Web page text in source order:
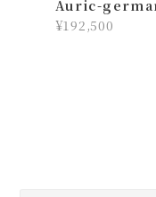
んなお
ーケー
Auric-
¥192,500